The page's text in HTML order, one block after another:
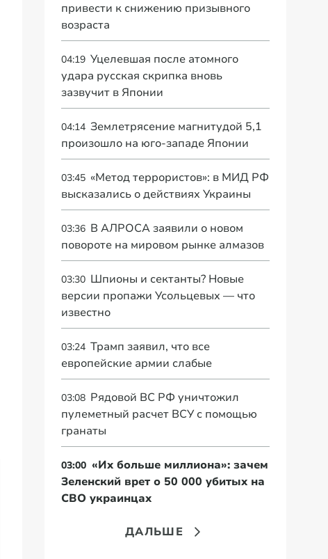
привести к снижению призывного
возраста
04:19 Уцелевшая после атомного
удара русская скрипка вновь
зазвучит в Японии
04:14 Землетрясение магнитудой 5,1
произошло на юго-западе Японии
03:45 «Метод террористов»: в МИД РФ
высказались о действиях Украины
03:36 В АЛРОСА заявили о новом
повороте на мировом рынке алмазов
03:30 Шпионы и сектанты? Новые
версии пропажи Усольцевых — что
известно
03:24 Трамп заявил, что все
европейские армии слабые
03:08 Рядовой ВС РФ уничтожил
пулеметный расчет ВСУ с помощью
гранаты
03:00 «Их больше миллиона»: зачем
Зеленский врет о 50 000 убитых на
СВО украинцах
ДАЛЬШЕ